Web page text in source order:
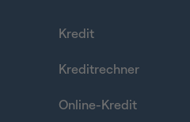
Kredit
Kreditrechner
Online-Kredit